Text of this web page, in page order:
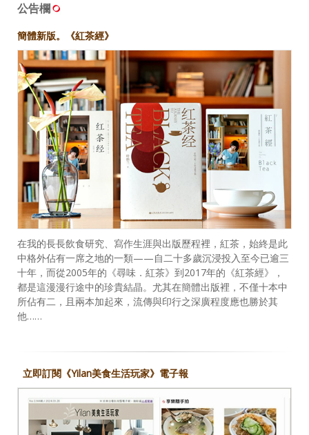
公告欄
簡體新版。《紅茶經》
在我的長長飲食研究、寫作生涯與出版歷程裡，紅茶，始終是此
中格外佔有一席之地的一類——自二十多歲沉浸投入至今已逾三
十年，而從2005年的《尋味．紅茶》到2017年的《紅茶經》，
都是這漫漫行途中的珍貴結晶。尤其在簡體出版裡，不僅十本中
所佔有二，且兩本加起來，流傳與印行之深廣程度應也勝於其
他……
立即訂閱《Yilan美食生活玩家》電子報